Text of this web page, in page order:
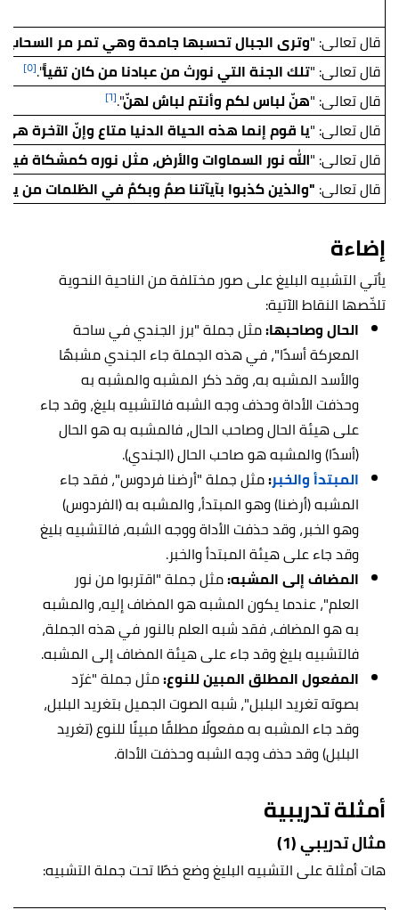
قال تعالى: "وترى الجبال تحسبها جامدة وهي تمر مر السحاب
قال تعالى: "تلك الجنة التي نورث من عبادنا من كان تقياً".[٥]
قال تعالى: "هنّ لباس لكم وأنتم لباسٌ لهنّ".[٦]
قال تعالى: "يا قوم إنما هذه الحياة الدنيا متاع وإنّ الآخرة هي
قال تعالى: "الله نور السماوات والأرض، مثل نوره كمشكاة
قال تعالى: "والذين كذبوا بآيآتنا صمٌ وبكمٌ في الظلمات من
إضاءة
يأتي التشبيه البليغ على صور مختلفة من الناحية النحوية
تلخّصها النقاط الآتية:
الحال وصاحبها:مثل جملة "برز الجندي في ساحة
المعركة أسدًا"، في هذه الجملة جاء الجندي مشبهًا
والأسد المشبه به، وقد ذكر المشبه والمشبه به
وحذفت الأداة وحذف وجه الشبه فالتشبيه بليغ، وقد جاء
على هيئة الحال وصاحب الحال، فالمشبه به هو الحال
(أسدًا) والمشبه هو صاحب الحال (الجندي).
المبتدأ والخبر:مثل جملة "أرضنا فردوس"، فقد جاء
المشبه (أرضنا) وهو المبتدأ، والمشبه به (الفردوس)
وهو الخبر، وقد حذفت الأداة ووجه الشبه، فالتشبيه بليغ
وقد جاء على هيئة المبتدأ والخبر.
المضاف إلى المشبه:مثل جملة "اقتربوا من نور
العلم"، عندما يكون المشبه هو المضاف إليه، والمشبه
به هو المضاف، فقد شبه العلم بالنور في هذه الجملة،
فالتشبيه بليغ وقد جاء على هيئة المضاف إلى المشبه.
المفعول المطلق المبين للنوع:مثل جملة "غرّد
بصوته تغريد البلبل"، شبه الصوت الجميل بتغريد البلبل،
وقد جاء المشبه به مفعولًا مطلقًا مبينًا للنوع (تغريد
البلبل) وقد حذف وجه الشبه وحذفت الأداة.
أمثلة تدريبية
مثال تدريبي (1)
هات أمثلة على التشبيه البليغ وضع خطًا تحت جملة التشبيه: